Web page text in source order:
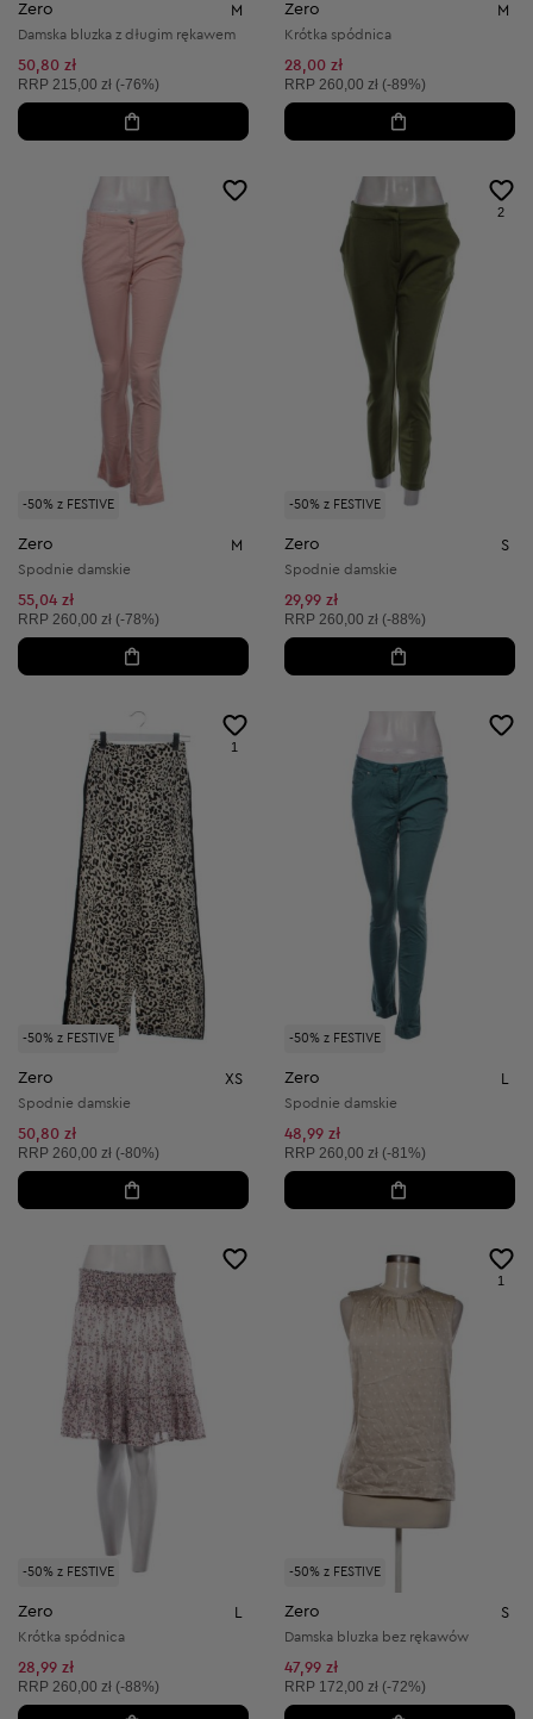
Zero M
Damska bluzka z długim rękawem
50,80 zł
Cena sugerowana:
RRP 215,00 zł (-76%)
Zero M
Krótka spódnica
28,00 zł
Cena sugerowana:
RRP 260,00 zł (-89%)
-50% z FESTIVE
Zero M
Spodnie damskie
55,04 zł
Cena sugerowana:
RRP 260,00 zł (-78%)
-50% z FESTIVE
2
Zero S
Spodnie damskie
29,99 zł
Cena sugerowana:
RRP 260,00 zł (-88%)
-50% z FESTIVE
1
Zero XS
Spodnie damskie
50,80 zł
Cena sugerowana:
RRP 260,00 zł (-80%)
-50% z FESTIVE
Zero L
Spodnie damskie
48,99 zł
Cena sugerowana:
RRP 260,00 zł (-81%)
-50% z FESTIVE
Zero L
Krótka spódnica
28,99 zł
Cena sugerowana:
RRP 260,00 zł (-88%)
-50% z FESTIVE
1
Zero S
Damska bluzka bez rękawów
47,99 zł
Cena sugerowana:
RRP 172,00 zł (-72%)